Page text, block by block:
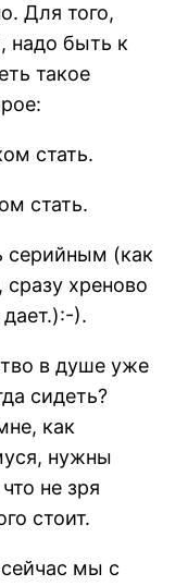
Для того,
надо быть к
такое
стать.
стать.
серийным (как
сразу хреново
).
в душе уже
сидеть?
как
нужны
не зря
стоит.
мы с